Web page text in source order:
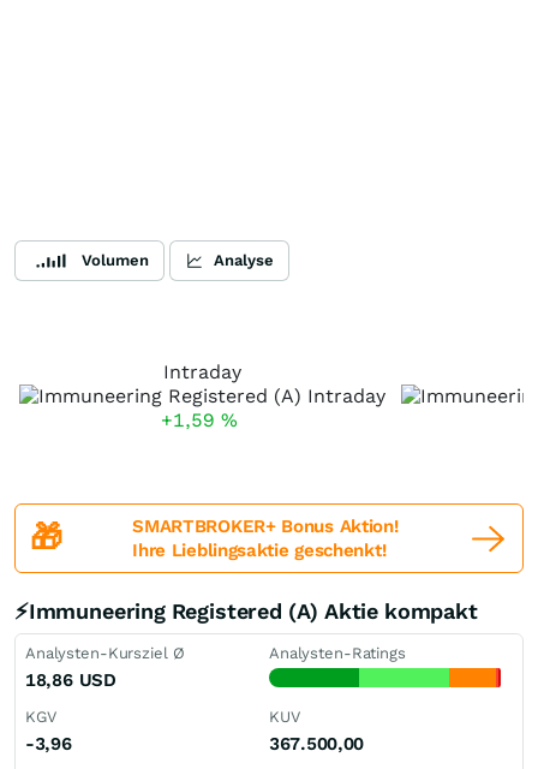
Volumen Analyse
Intraday
+1,59 %
🎁
SMARTBROKER+ Bonus Aktion!
Ihre Lieblingsaktie geschenkt!
⚡Immuneering Registered (A) Aktie kompakt
Analysten-Kursziel Ø
18,86 USD
Analysten-Ratings
KGV
-3,96
KUV
367.500,00